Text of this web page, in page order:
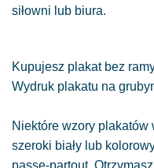
siłowni lub biura.
Kupujesz plakat bez
Wydruk plakatu na
Niektóre wzory
szeroki biały lub
passe-partout.